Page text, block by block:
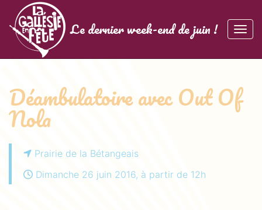
La Gallésie en Fête
Le dernier week-end de juin !
Déambulatoire avec Out Of
Nola
Prairie de la Bétangeais
Dimanche 26 juin 2016, à partir de 12h
Panneau de gestion des cookies